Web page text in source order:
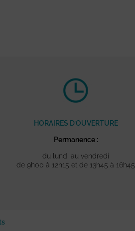
HORAIRES D’OUVERTURE
Permanence :
du lundi au vendredi
de 9h00 à 12h15 et de 13h45 à 16h45